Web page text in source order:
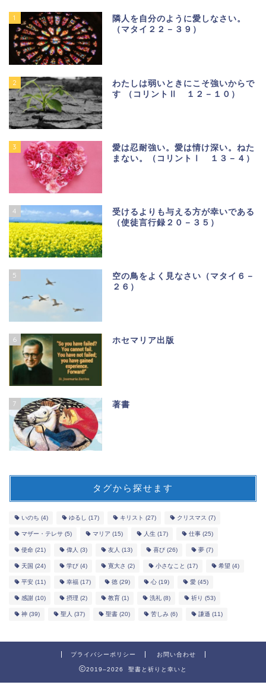
1
隣人を自分のように愛しなさい。
（マタイ２２－３９）
2
わたしは弱いときにこそ強いからで
す （コリントⅡ １２－１０）
3
愛は忍耐強い。愛は情け深い。ねた
まない。（コリントⅠ １３－４）
4
受けるよりも与える方が幸いである
（使徒言行録２０－３５）
5
空の鳥をよく見なさい（マタイ６－
２６）
6 ホセマリア出版
7 著書
タグから探せます
いのち (4) ゆるし (17) キリスト (27) クリスマス (7)
マザー・テレサ (5) マリア (15) 人生 (17) 仕事 (25)
使命 (21) 偉人 (3) 友人 (13) 喜び (26) 夢 (7)
天国 (24) 学び (4) 寛大さ (2) 小さなこと (17) 希望 (4)
平安 (11) 幸福 (17) 徳 (29) 心 (19) 愛 (45)
感謝 (10) 摂理 (2) 教育 (1) 洗礼 (8) 祈り (53)
神 (39) 聖人 (37) 聖書 (20) 苦しみ (6) 謙遜 (11)
プライバシーポリシー お問い合わせ
2019–2026 聖書と祈りと幸いと